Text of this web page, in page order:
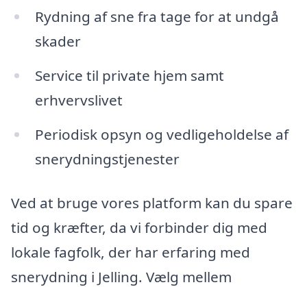
Rydning af sne fra tage for at undgå
skader
Service til private hjem samt
erhvervslivet
Periodisk opsyn og vedligeholdelse af
snerydningstjenester
Ved at bruge vores platform kan du spare
tid og kræfter, da vi forbinder dig med
lokale fagfolk, der har erfaring med
snerydning i Jelling. Vælg mellem